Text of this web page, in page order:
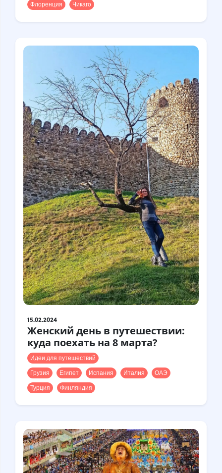
Флоренция Чикаго
15.02.2024
Женский день в путешествии:
куда поехать на 8 марта?
Идеи для путешествий
Грузия
Египет Испания Италия
ОАЭ
Турция
Финляндия